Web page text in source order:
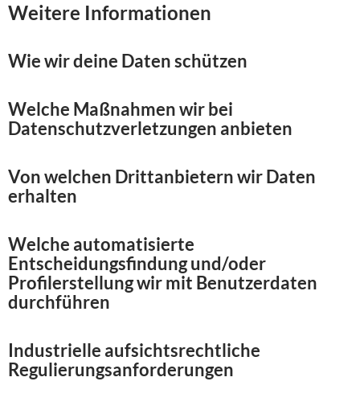
Weitere Informationen
Wie wir deine Daten schützen
Welche Maßnahmen wir bei
Datenschutzverletzungen anbieten
Von welchen Drittanbietern wir Daten
erhalten
Welche automatisierte
Entscheidungsfindung und/oder
Profilerstellung wir mit Benutzerdaten
durchführen
Industrielle aufsichtsrechtliche
Regulierungsanforderungen